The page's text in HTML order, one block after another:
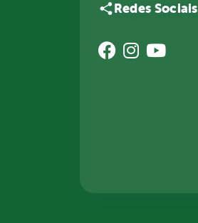
Redes Sociais